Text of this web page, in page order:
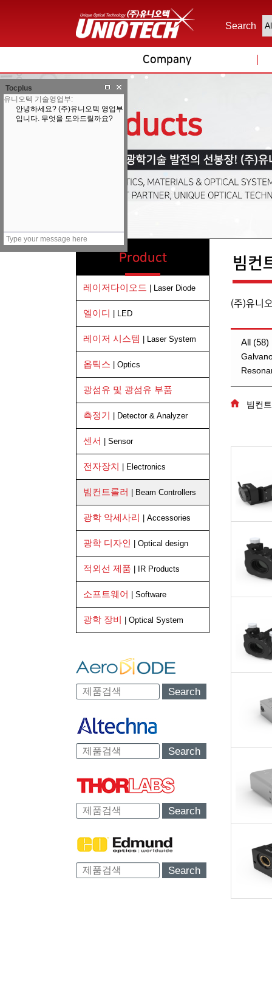
Search
Company
Product
레이저다이오드 | Laser Diode
엘이디 | LED
레이저 시스템 | Laser System
옵틱스 | Optics
광섬유 및 광섬유 부품
측정기 | Detector & Analyzer
센서 | Sensor
전자장치 | Electronics
빔컨트롤러 | Beam Controllers
광학 악세사리 | Accessories
광학 디자인 | Optical design
적외선 제품 | IR Products
소프트웨어 | Software
광학 장비 | Optical System
Search
Search
Search
Search
빔컨
(주)유니
All (58)
빔컨
Tocplus